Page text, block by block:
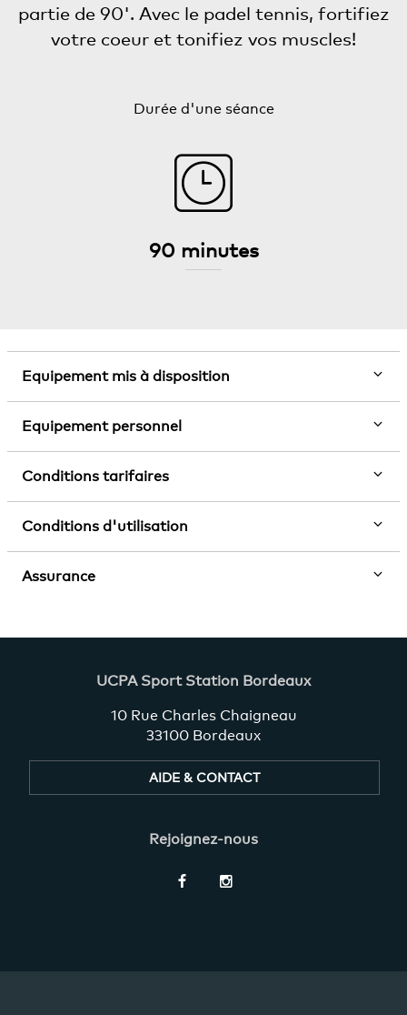
partie de 90'. Avec le padel tennis, fortifiez
votre coeur et tonifiez vos muscles!
Durée d'une séance
90 minutes
Equipement mis à disposition
Equipement personnel
Conditions tarifaires
Conditions d'utilisation
Assurance
UCPA Sport Station Bordeaux
10 Rue Charles Chaigneau
33100 Bordeaux
AIDE & CONTACT
Rejoignez-nous